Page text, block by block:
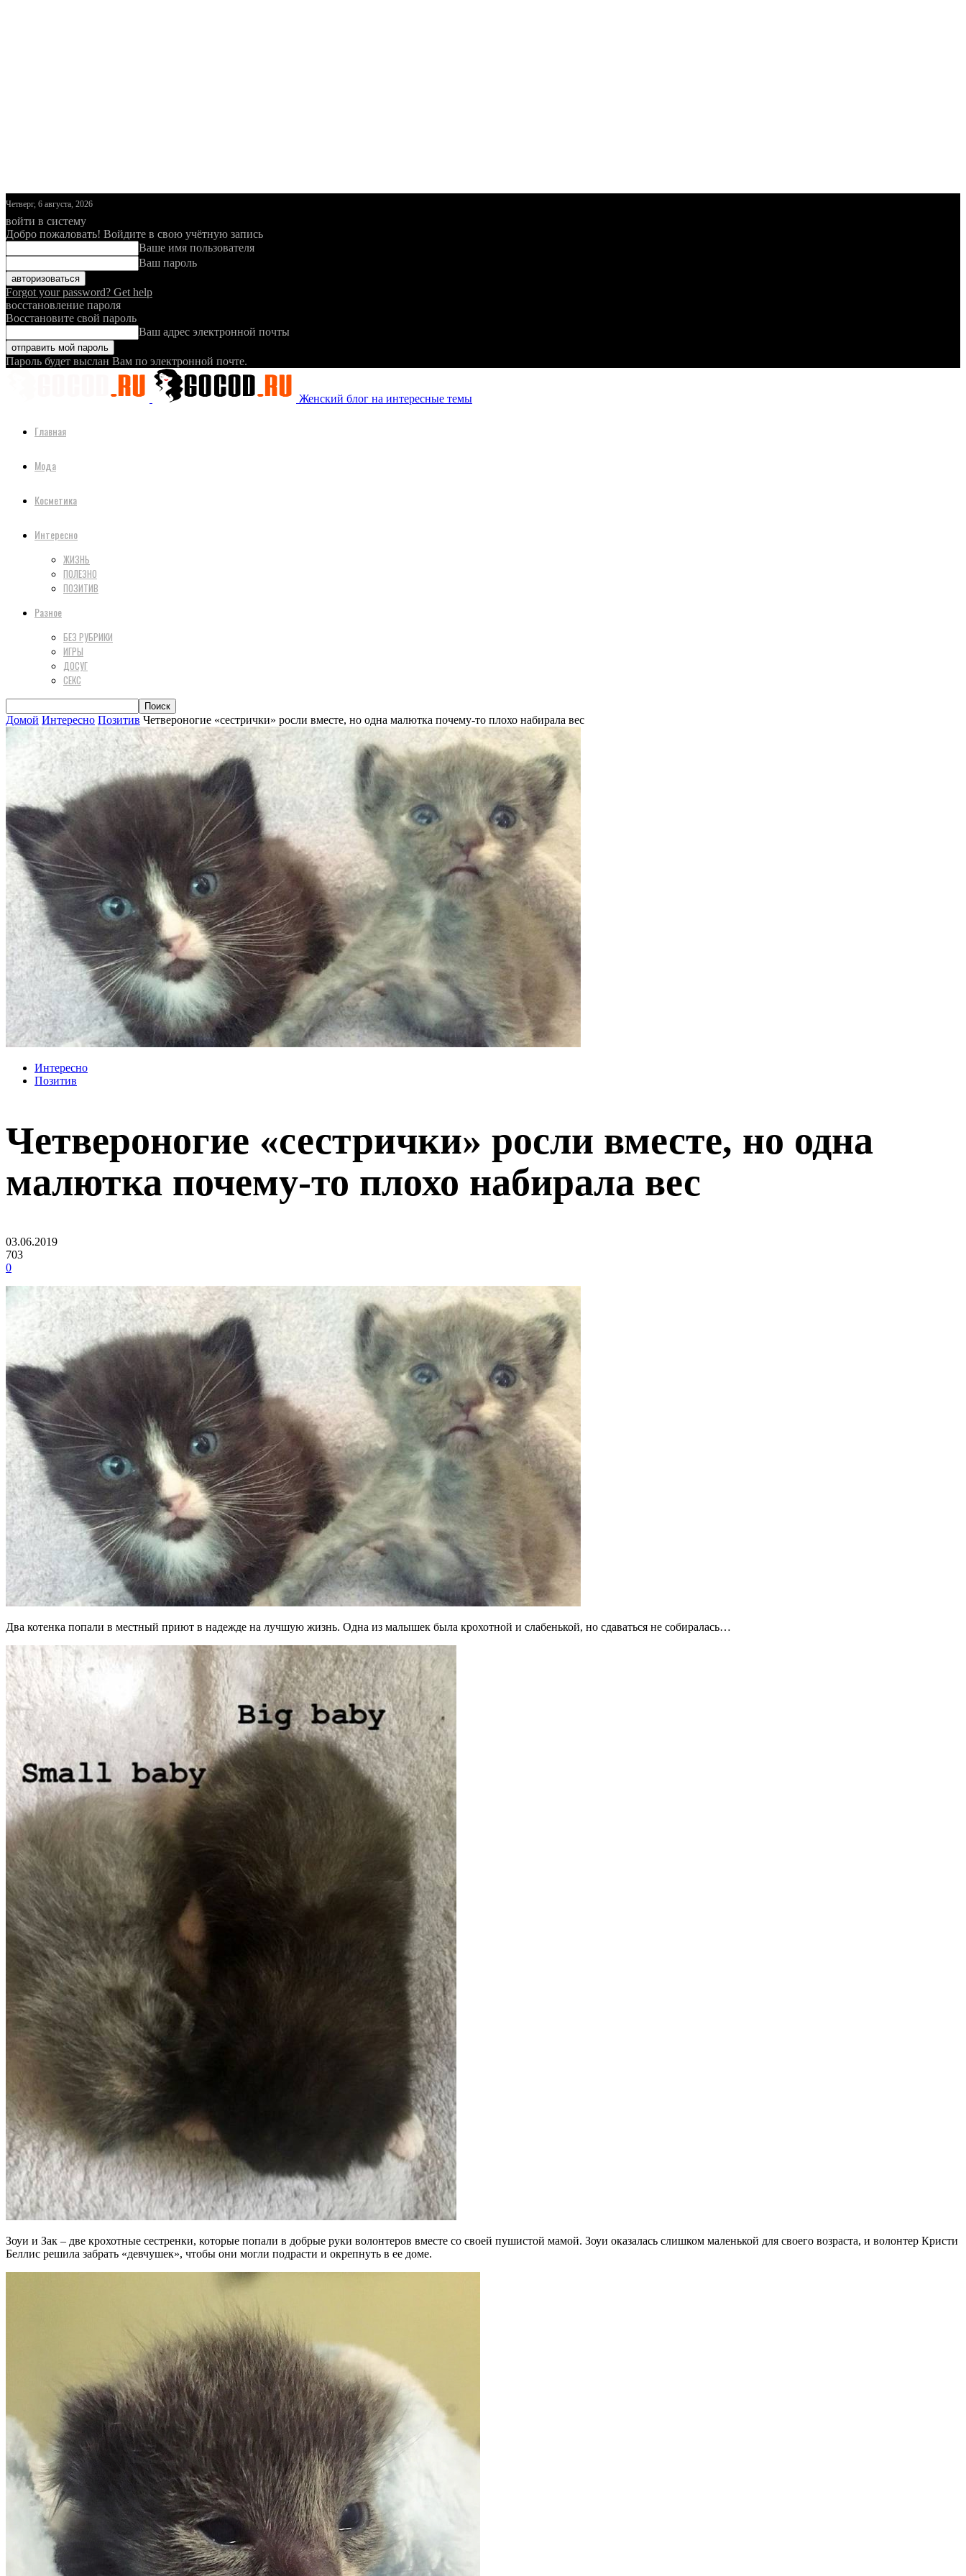
Четверг, 6 августа, 2026
войти в систему
Добро пожаловать! Войдите в свою учётную запись
Ваше имя пользователя
Ваш пароль
Forgot your password? Get help
восстановление пароля
Восстановите свой пароль
Ваш адрес электронной почты
Пароль будет выслан Вам по электронной почте.
Женский блог на интересные темы
Главная
Мода
Косметика
Интересно
ЖИЗНЬ
ПОЛЕЗНО
ПОЗИТИВ
Разное
БЕЗ РУБРИКИ
ИГРЫ
ДОСУГ
СЕКС
Домой Интересно Позитив Четвероногие «сестрички» росли вместе, но одна малютка почему-то плохо набирала вес
Интересно
Позитив
Четвероногие «сестрички» росли вместе, но одна
малютка почему-то плохо набирала вес
03.06.2019
703
0
Два котенка попали в местный приют в надежде на лучшую жизнь. Одна из малышек была крохотной и слабенькой, но сдаваться не собиралась…
Зоуи и Зак – две крохотные сестренки, которые попали в добрые руки волонтеров вместе со своей пушистой мамой. Зоуи оказалась слишком маленькой для своего возраста, и волонтер Кристи
Беллис решила забрать «девчушек», чтобы они могли подрасти и окрепнуть в ее доме.